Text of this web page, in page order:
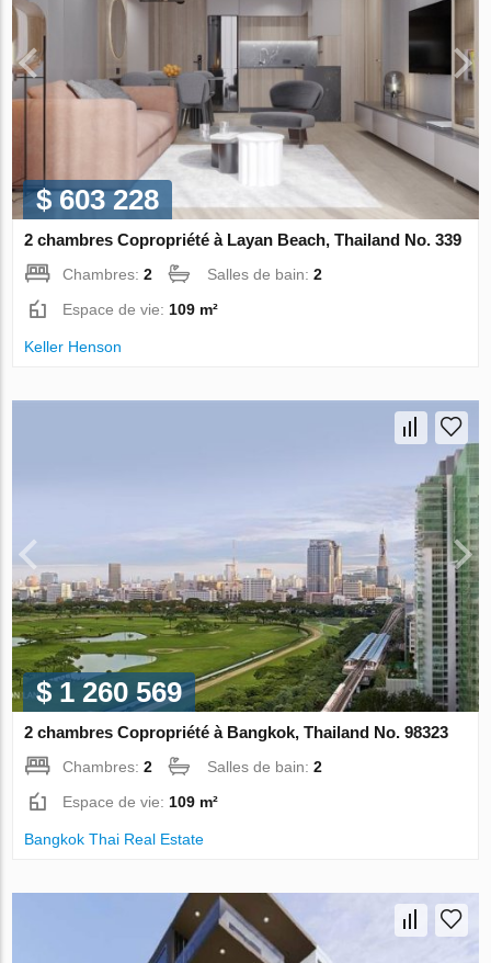
$ 603 228
2 chambres Copropriété à Layan Beach, Thailand No. 339
Chambres:2 Salles de bain:2
Espace de vie:109 m²
Keller Henson
$ 1 260 569
2 chambres Copropriété à Bangkok, Thailand No. 98323
Chambres:2 Salles de bain:2
Espace de vie: 109 m²
Bangkok Thai Real Estate